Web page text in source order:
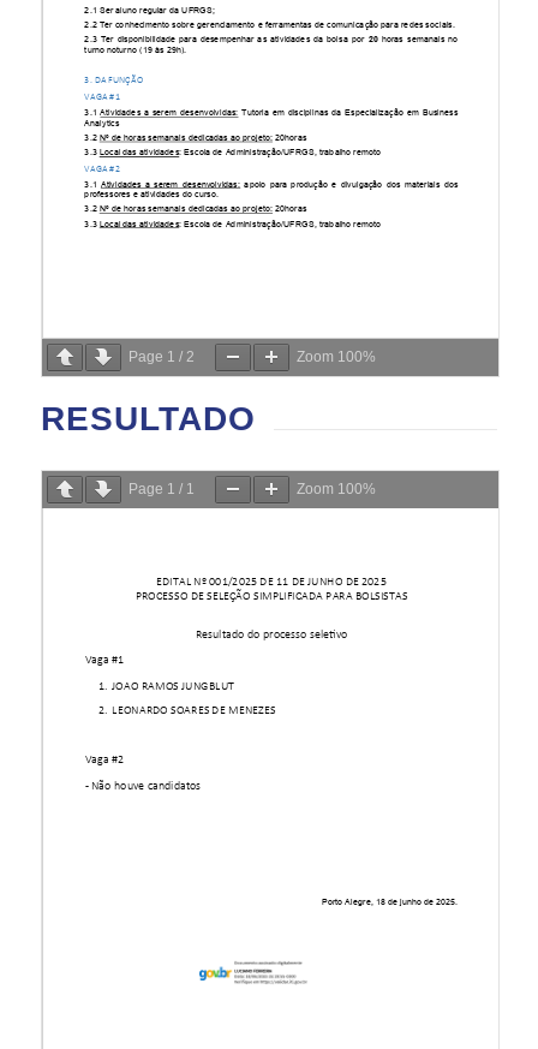
Page 1 / 2 Zoom 100%
RESULTADO
Page 1 / 1 Zoom 100%